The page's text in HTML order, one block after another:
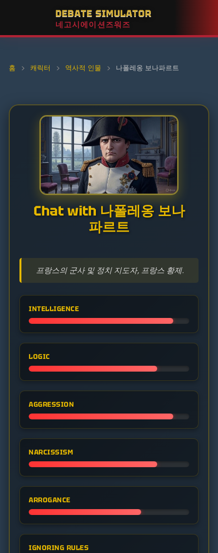
DEBATE SIMULATOR
네고시에이션즈워즈
홈 › 캐릭터 › 역사적 인물 › 나폴레옹 보나파르트
Chat with 나폴레옹 보나
파르트
프랑스의 군사 및 정치 지도자, 프랑스 황제.
INTELLIGENCE
LOGIC
AGGRESSION
NARCISSISM
ARROGANCE
IGNORING RULES